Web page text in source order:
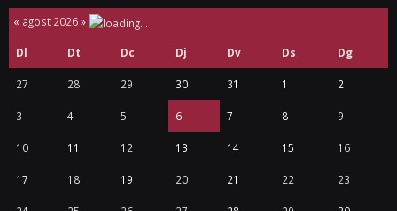
« agost 2026»
Dl Dt Dc Dj Dv Ds Dg
27 28 29 30 31 1 2
3 4 5 6 7 8 9
10 11 12 13 14 15 16
17 18 19 20 21 22 23